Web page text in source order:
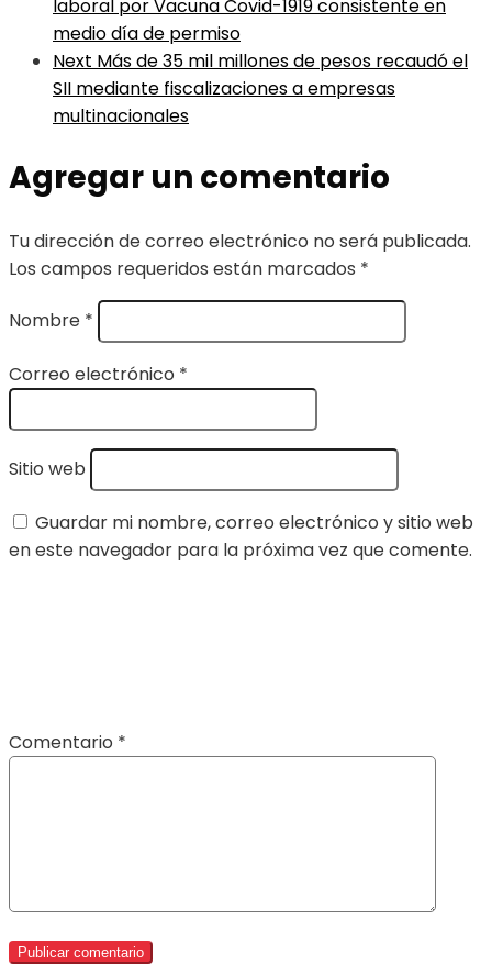
laboral por Vacuna Covid-1919 consistente en
medio día de permiso
Next Más de 35 mil millones de pesos recaudó el
SII mediante fiscalizaciones a empresas
multinacionales
Agregar un comentario
Tu dirección de correo electrónico no será publicada.
Los campos requeridos están marcados *
Nombre *
Correo electrónico *
Sitio web
Guardar mi nombre, correo electrónico y sitio web
en este navegador para la próxima vez que comente.
Comentario *